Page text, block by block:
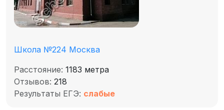
Школа №224 Москва
Расстояние: 1183 метра
Отзывов: 218
Результаты ЕГЭ: слабые